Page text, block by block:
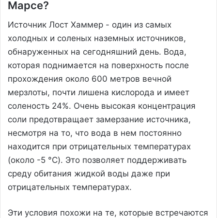
Марсе?
Источник Лост Хаммер - один из самых
холодных и соленых наземных источников,
обнаруженных на сегодняшний день. Вода,
которая поднимается на поверхность после
прохождения около 600 метров вечной
мерзлоты, почти лишена кислорода и имеет
соленость 24%. Очень высокая концентрация
соли предотвращает замерзание источника,
несмотря на то, что вода в нем постоянно
находится при отрицательных температурах
(около -5 °C). Это позволяет поддерживать
среду обитания жидкой воды даже при
отрицательных температурах.
Эти условия похожи на те, которые встречаются